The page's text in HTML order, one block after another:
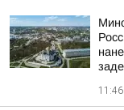
11:46